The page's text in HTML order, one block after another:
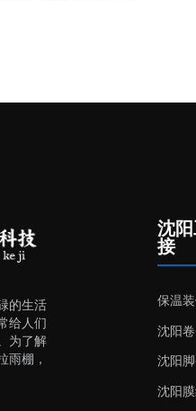
的生活
给人们
为了解
雨棚，
沈
接
保温
沈阳
沈阳
沈阳